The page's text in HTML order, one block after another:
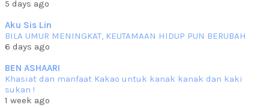
che mat ucapkan
Jun 30 2023
RESIPI KURMA AYAM MERAH
Assalammualaikum, salam semua. Hari ni 4 Zulhijjah 1444 Hijrah,
Jun 23 2023
RESIPI SAMBAL PARU
Assalammualaikum, salam sejahtera semua. Lama betul che mat tak
5 days ago
Aku Sis Lin
BILA UMUR MENINGKAT, KEUTAMAAN HIDUP PUN BERUBAH
6 days ago
BEN ASHAARI
Khasiat dan manfaat Kakao untuk kanak kanak dan kaki
sukan !
1 week ago